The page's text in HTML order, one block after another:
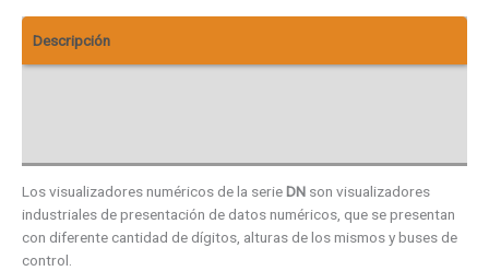
Descripción
Los visualizadores numéricos de la serieDN son visualizadores
industriales de presentación de datos numéricos, que se presentan
con diferente cantidad de dígitos, alturas de los mismos y buses de
control.